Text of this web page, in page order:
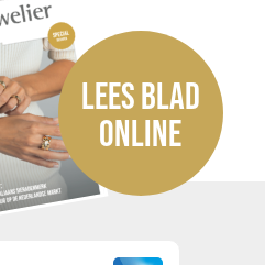
LEES BLAD
ONLINE